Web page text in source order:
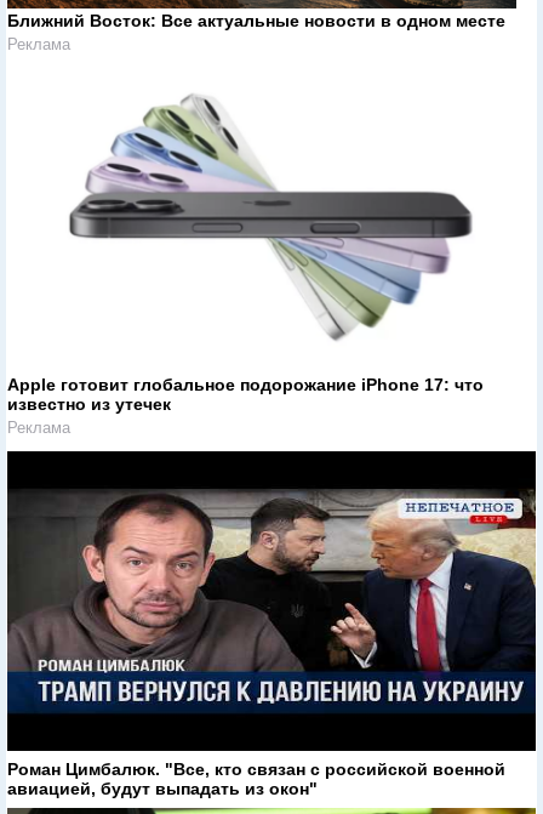
Ближний Восток: Все актуальные новости в одном месте
Реклама
Apple готовит глобальное подорожание iPhone 17: что
известно из утечек
Реклама
Роман Цимбалюк. "Все, кто связан с российской военной
авиацией, будут выпадать из окон"